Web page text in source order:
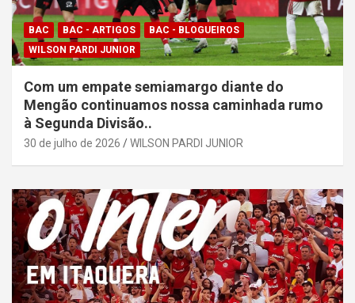
BAC BAC - ARTIGOS
BAC - BLOGUEIROS
WILSON PARDI JUNIOR
Com um empate semiamargo diante do
Mengão continuamos nossa caminhada rumo
à Segunda Divisão..
30 de julho de 2026 WILSON PARDI JUNIOR